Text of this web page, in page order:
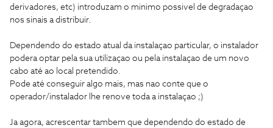
derivadores, etc) introduzam o minimo possivel de degradaçao
nos sinais a distribuir.
Dependendo do estado atual da instalaçao particular, o instalador
podera optar pela sua utilizaçao ou pela instalaçao de um novo
cabo até ao local pretendido.
Pode até conseguir algo mais, mas nao conte que o
operador/instalador lhe renove toda a instalaçao ;)
Ja agora, acrescentar tambem que dependendo do estado de